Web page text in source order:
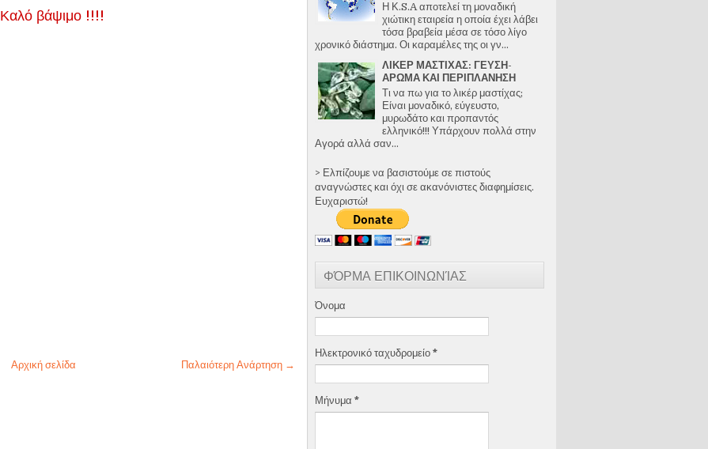
Καλό βάψιμο !!!!
Παλαιότερη Ανάρτηση →
Αρχική σελίδα
Η Κ.S.A αποτελεί τη μοναδική
χιώτικη εταιρεία η οποία έχει λάβει
τόσα βραβεία μέσα σε τόσο λίγο
χρονικό διάστημα. Οι καραμέλες της οι γν...
ΛΙΚΕΡ ΜΑΣΤΙΧΑΣ: ΓΕΥΣΗ-
ΑΡΩΜΑ ΚΑΙ ΠΕΡΙΠΛΑΝΗΣΗ
Τι να πω για το λικέρ μαστίχας;
Είναι μοναδικό, εύγευστο,
μυρωδάτο και προπαντός
ελληνικό!!! Υπάρχουν πολλά στην
Αγορά αλλά σαν...
> Ελπίζουμε να βασιστούμε σε πιστούς
αναγνώστες και όχι σε ακανόνιστες διαφημίσεις.
Ευχαριστώ!
ΦΌΡΜΑ ΕΠΙΚΟΙΝΩΝΊΑΣ
Όνομα
Ηλεκτρονικό ταχυδρομείο *
Μήνυμα *